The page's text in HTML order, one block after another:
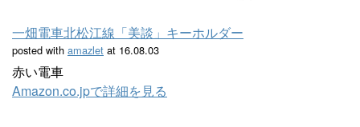
一畑電車北松江線「美談」キーホルダー
posted with amazlet at 16.08.03
赤い電車
Amazon.co.jpで詳細を見る